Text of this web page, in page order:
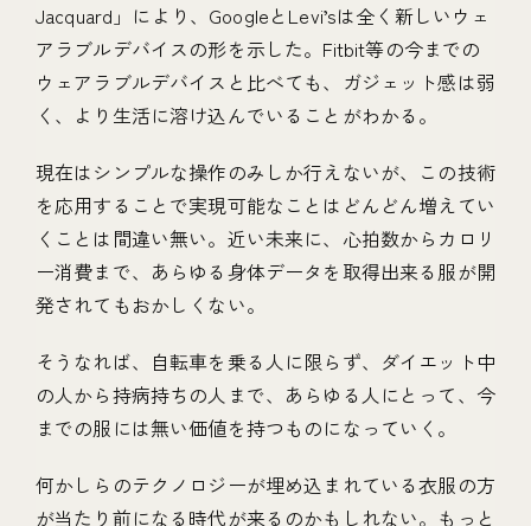
Jacquard」により、GoogleとLevi’sは全く新しいウェ
アラブルデバイスの形を示した。Fitbit等の今までの
ウェアラブルデバイスと比べても、ガジェット感は弱
く、より生活に溶け込んでいることがわかる。
現在はシンプルな操作のみしか行えないが、この技術
を応用することで実現可能なことはどんどん増えてい
くことは間違い無い。近い未来に、心拍数からカロリ
ー消費まで、あらゆる身体データを取得出来る服が開
発されてもおかしくない。
そうなれば、自転車を乗る人に限らず、ダイエット中
の人から持病持ちの人まで、あらゆる人にとって、今
までの服には無い価値を持つものになっていく。
何かしらのテクノロジーが埋め込まれている衣服の方
が当たり前になる時代が来るのかもしれない。もっと